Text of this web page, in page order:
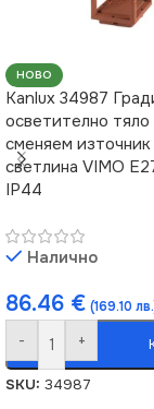
НОВО
Kanlux 34987
осветително тяло
сменяем източник
светлина VIMO
IP44
Налично
86.46 € (169.10
- +
SKU: 34987